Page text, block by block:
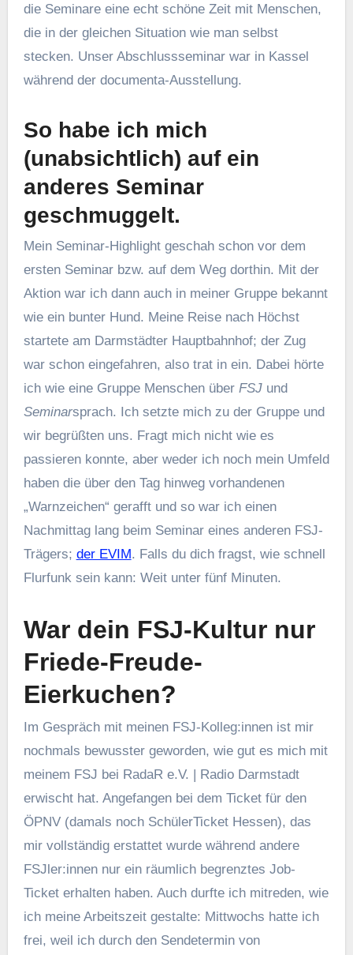
die Seminare eine echt schöne Zeit mit Menschen,
die in der gleichen Situation wie man selbst
stecken. Unser Abschlussseminar war in Kassel
während der documenta-Ausstellung.
So habe ich mich
(unabsichtlich) auf ein
anderes Seminar
geschmuggelt.
Mein Seminar-Highlight geschah schon vor dem
ersten Seminar bzw. auf dem Weg dorthin. Mit der
Aktion war ich dann auch in meiner Gruppe bekannt
wie ein bunter Hund. Meine Reise nach Höchst
startete am Darmstädter Hauptbahnhof; der Zug
war schon eingefahren, also trat in ein. Dabei hörte
ich wie eine Gruppe Menschen über FSJund
Seminarsprach. Ich setzte mich zu der Gruppe und
wir begrüßten uns. Fragt mich nicht wie es
passieren konnte, aber weder ich noch mein Umfeld
haben die über den Tag hinweg vorhandenen
„Warnzeichen“ gerafft und so war ich einen
Nachmittag lang beim Seminar eines anderen FSJ-
Trägers; der EVIM. Falls du dich fragst, wie schnell
Flurfunk sein kann: Weit unter fünf Minuten.
War dein FSJ-Kultur nur
Friede-Freude-
Eierkuchen?
Im Gespräch mit meinen FSJ-Kolleg:innen ist mir
nochmals bewusster geworden, wie gut es mich mit
meinem FSJ bei RadaR e.V. | Radio Darmstadt
erwischt hat. Angefangen bei dem Ticket für den
ÖPNV (damals noch SchülerTicket Hessen), das
mir vollständig erstattet wurde während andere
FSJler:innen nur ein räumlich begrenztes Job-
Ticket erhalten haben. Auch durfte ich mitreden, wie
ich meine Arbeitszeit gestalte: Mittwochs hatte ich
frei, weil ich durch den Sendetermin von